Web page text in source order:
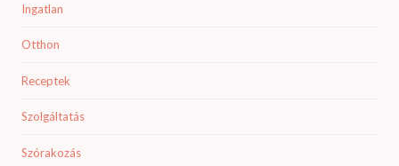
Ingatlan
Otthon
Receptek
Szolgáltatás
Szórakozás